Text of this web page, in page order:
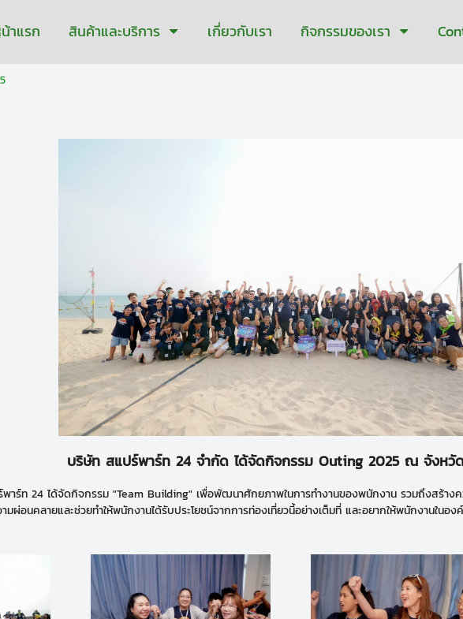
าแรก สินค้าและบริการ เกี่ยวกับเรา กิจกรรมของเรา
บริษัท สแปร์พาร์ท 24 จำกัด ได้จัดกิจกรรม Outing 2025 ณ จังหวั
ร์ท 24 ได้จัดกิจกรรม "Team Building" เพื่อพัฒนาศักยภาพในการทํางานของพนักงาน รวมถึงสร้างค
อนคลายและช่วยทำให้พนักงานได้รับประโยชน์จากการท่องเที่ยวนี้อย่างเต็มที่ และอยากให้พนักงานในอ